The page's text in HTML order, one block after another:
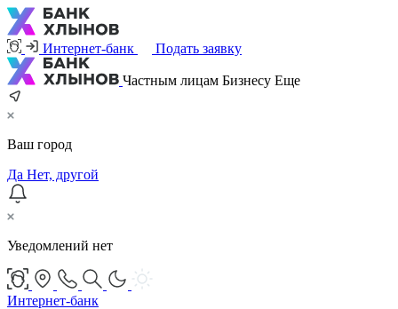
Интернет-банк Подать заявку
Частным лицам Бизнесу Еще
Ваш город
Да Нет, другой
Уведомлений нет
Интернет-банк